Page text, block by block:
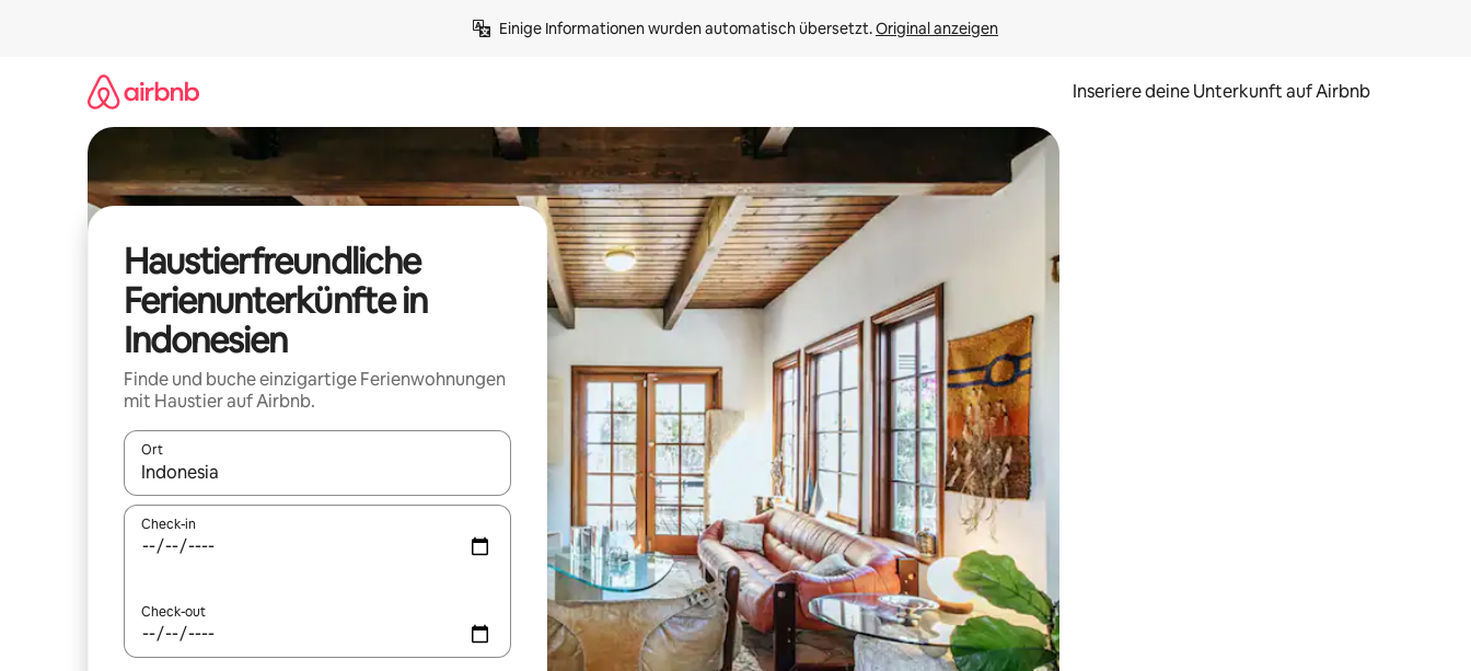
Einige Informationen wurden automatisch übersetzt. Original anzeigen
Inseriere deine Unterkunft auf Airbnb
Haustierfreundliche
Ferienunterkünfte in
Indonesien
Finde und buche einzigartige Ferienwohnungen
mit Haustier auf Airbnb.
Ort
Wenn Ergebnisse verfügbar sind, navigiere mit den Pfeiltasten nach oben und unten oder erkunde die Ergebnisse durch Berühren oder Wischgesten.
Check-in
Check-out